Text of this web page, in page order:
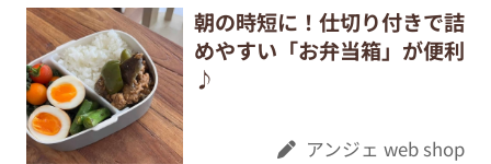
朝の時短に！仕切り付きで詰
めやすい「お弁当箱」が便利
♪
アンジェ web shop